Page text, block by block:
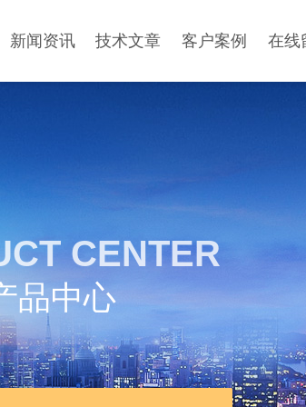
新闻资讯 技术文章 客户案例 在线
CENTER
品中心